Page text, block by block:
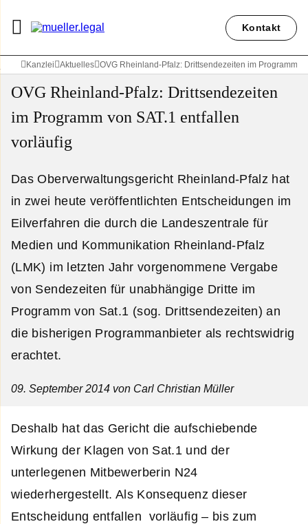
Kontakt
Kanzlei Aktuelles OVG Rheinland-Pfalz: Drittsendezeiten im Programm
OVG Rheinland-Pfalz: Drittsendezeiten
im Programm von SAT.1 entfallen
vorläufig
Das Oberverwaltungsgericht Rheinland-Pfalz hat
in zwei heute veröffentlichten Entscheidungen im
Eilverfahren die durch die Landeszentrale für
Medien und Kommunikation Rheinland-Pfalz
(LMK) im letzten Jahr vorgenommene Vergabe
von Sendezeiten für unabhängige Dritte im
Programm von Sat.1 (sog. Drittsendezeiten) an
die bisherigen Programmanbieter als rechtswidrig
erachtet.
09. September 2014 von Carl Christian Müller
Deshalb hat das Gericht die aufschiebende
Wirkung der Klagen von Sat.1 und der
unterlegenen Mitbewerberin N24
wiederhergestellt. Als Konsequenz dieser
Entscheidung entfallen vorläufig – bis zum